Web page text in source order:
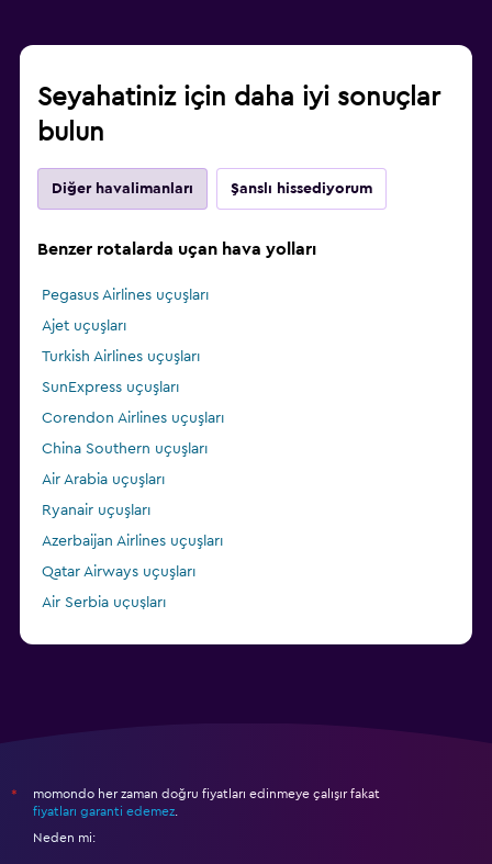
Seyahatiniz için daha iyi sonuçlar
bulun
Diğer havalimanları Şanslı hissediyorum
Benzer rotalarda uçan hava yolları
Pegasus Airlines uçuşları
Ajet uçuşları
Turkish Airlines uçuşları
SunExpress uçuşları
Corendon Airlines uçuşları
China Southern uçuşları
Air Arabia uçuşları
Ryanair uçuşları
Azerbaijan Airlines uçuşları
Qatar Airways uçuşları
Air Serbia uçuşları
*
momondo her zaman doğru fiyatları edinmeye çalışır fakat
fiyatları garanti edemez
Neden mi: